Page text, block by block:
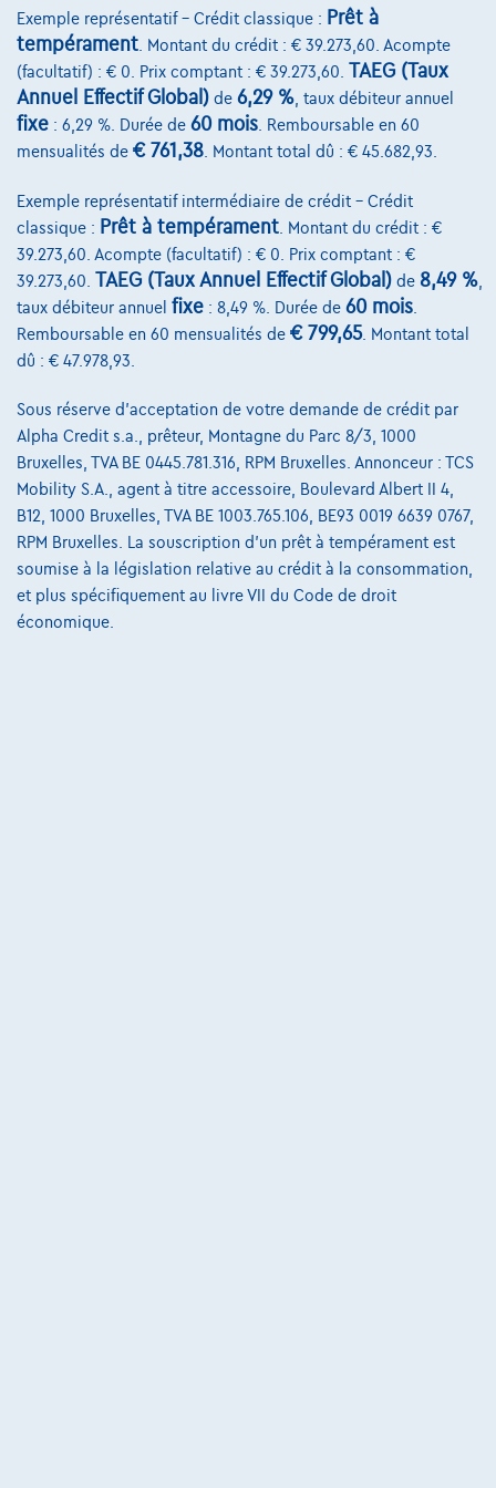
Mercedes-Benz E 200
09/2023
45.000 km Diesel Automatique 118 kW ( 160 CV )
€33.900 1 TVA déductible
Dès€511,87/moiset une dernière mensualité de
€10.681,87
Découvrez l’exemple chiffré complet
8520 Kuurne,
Exemple représentatif – Crédit classique : Prêt à
tempérament . Montant du crédit : € 39.273,60. Acompte
(facultatif) : € 0. Prix comptant : € 39.273,60. TAEG (Taux
Annuel Effectif Global) de 6,29 % , taux débiteur annuel
fixe : 6,29 %. Durée de 60 mois . Remboursable en 60
mensualités de € 761,38 . Montant total dû : € 45.682,93.
Exemple représentatif intermédiaire de crédit – Crédit
classique : Prêt à tempérament . Montant du crédit : €
39.273,60. Acompte (facultatif) : € 0. Prix comptant : €
39.273,60. TAEG (Taux Annuel Effectif Global) de 8,49 %
taux débiteur annuel fixe : 8,49 %. Durée de 60 mois
Remboursable en 60 mensualités de € 799,65. Montant total
dû : € 47.978,93.
Sous réserve d'acceptation de votre demande de crédit par
Alpha Credit s.a., prêteur, Montagne du Parc 8/3, 1000
Bruxelles, TVA BE 0445.781.316, RPM Bruxelles. Annonceur : TCS
Mobility S.A., agent à titre accessoire, Boulevard Albert II 4,
B12, 1000 Bruxelles, TVA BE 1003.765.106, BE93 0019 6639 0767,
RPM Bruxelles. La souscription d'un prêt à tempérament est
soumise à la législation relative au crédit à la consommation,
et plus spécifiquement au livre VII du Code de droit
économique.